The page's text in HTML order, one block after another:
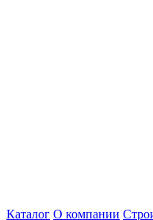
Каталог О компании